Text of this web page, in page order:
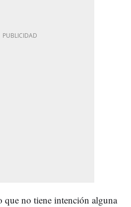
que no tiene intención alguna